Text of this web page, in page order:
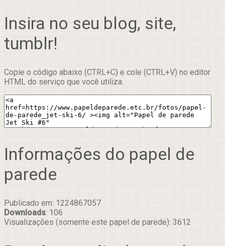
Insira no seu blog, site,
tumblr!
Copie o código abaixo (CTRL+C) e cole (CTRL+V) no editor
HTML do serviço que você utiliza.
Informações do papel de
parede
Publicado em: 1224867057
Downloads: 106
Visualizações (somente este papel de parede): 3612